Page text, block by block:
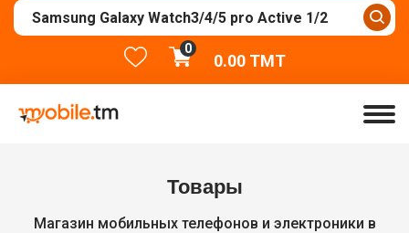
0
0.00TMT
Товары
Магазин мобильных телефонов и электроники в